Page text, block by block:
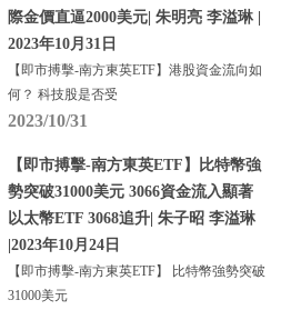
際金價直逼2000美元| 朱明亮 李溢琳 |
2023年10月31日
【即市搏擊-南方東英ETF】港股資金流向如
何？ 科技股是否受
2023/10/31
【即市搏擊-南方東英ETF】比特幣強
勢突破31000美元 3066資金流入顯著
以太幣ETF 3068追升| 朱子昭 李溢琳
|2023年10月24日
【即市搏擊-南方東英ETF】 比特幣強勢突破
31000美元